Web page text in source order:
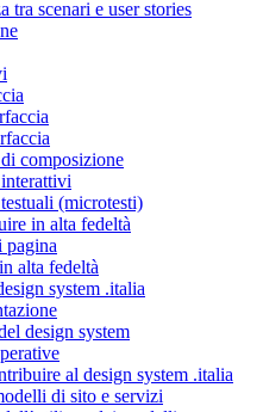
tra scenari e user stories
composizione
(microtesti)
in alta fedeltà
pagina
alta fedeltà
system .italia
design system
al design system .italia
di sito e servizi